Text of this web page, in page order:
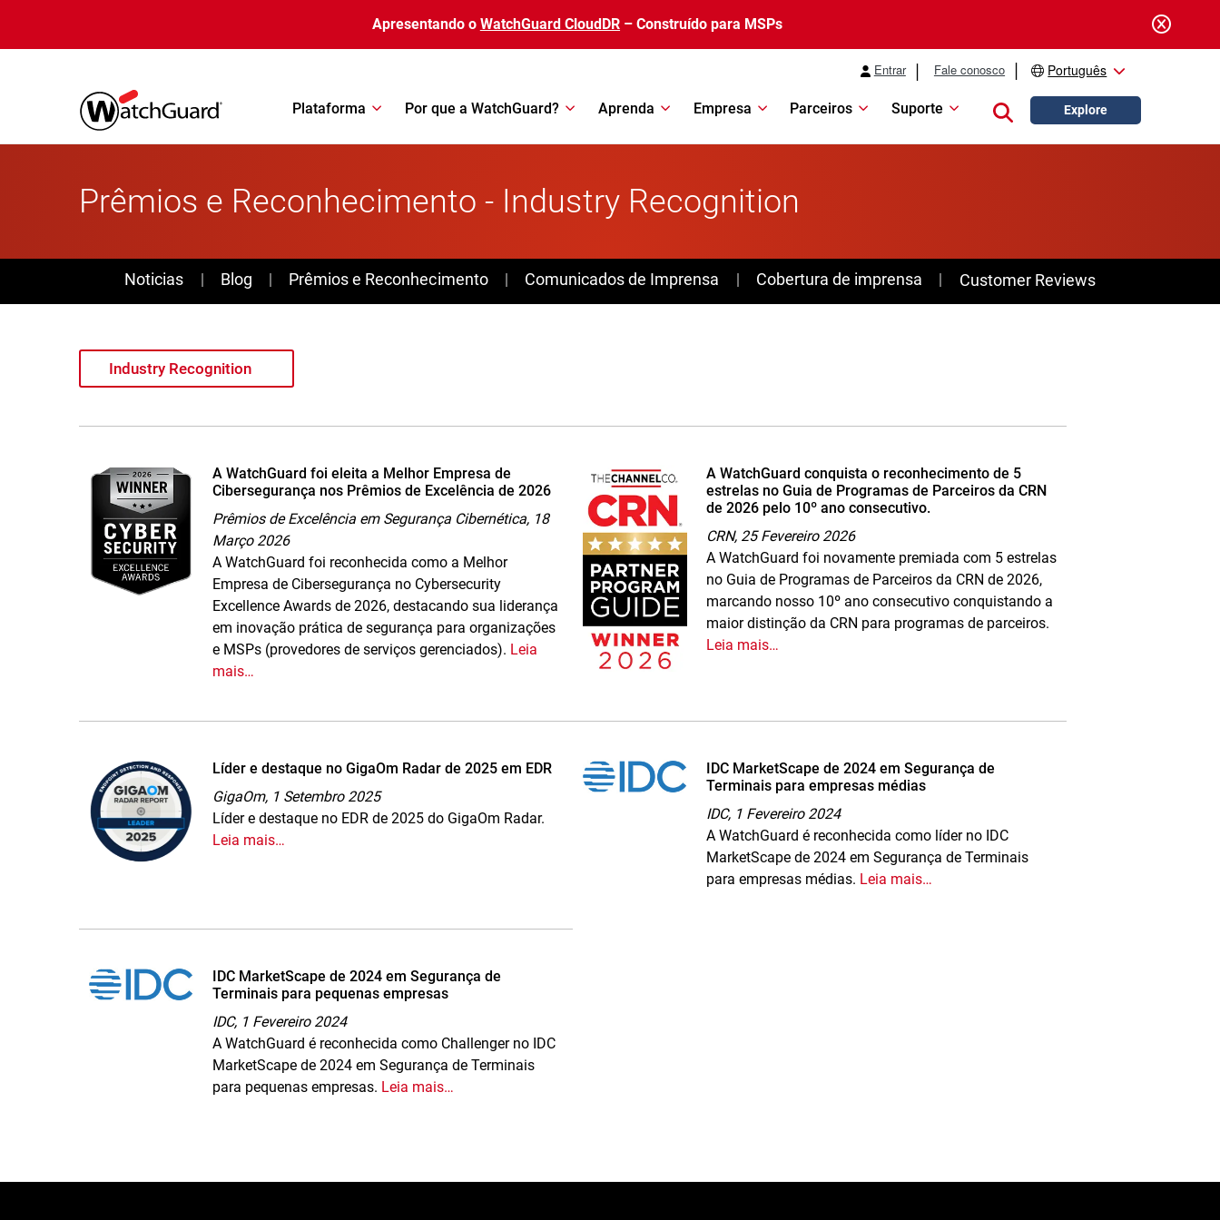
Apresentando o WatchGuard CloudDR – Construído para MSPs
Entrar Fale conosco Português
Plataforma Por que a WatchGuard? Aprenda Empresa Parceiros Suporte Close search
Explore
Prêmios e Reconhecimento - Industry Recognition
News
Noticias Blog Prêmios e Reconhecimento Comunicados de Imprensa Cobertura de imprensa Customer Reviews
A WatchGuard foi eleita a Melhor Empresa de
Cibersegurança nos Prêmios de Excelência de 2026
Prêmios de Excelência em Segurança Cibernética, 18
Março 2026
A WatchGuard foi reconhecida como a Melhor
Empresa de Cibersegurança no Cybersecurity
Excellence Awards de 2026, destacando sua liderança
em inovação prática de segurança para organizações
e MSPs (provedores de serviços gerenciados). Leia
mais…
A WatchGuard conquista o reconhecimento de 5
estrelas no Guia de Programas de Parceiros da CRN
de 2026 pelo 10º ano consecutivo.
CRN, 25 Fevereiro 2026
A WatchGuard foi novamente premiada com 5 estrelas
no Guia de Programas de Parceiros da CRN de 2026,
marcando nosso 10º ano consecutivo conquistando a
maior distinção da CRN para programas de parceiros.
Leia mais…
Líder e destaque no GigaOm Radar de 2025 em EDR
GigaOm, 1 Setembro 2025
Líder e destaque no EDR de 2025 do GigaOm Radar.
Leia mais…
IDC MarketScape de 2024 em Segurança de
Terminais para empresas médias
IDC, 1 Fevereiro 2024
A WatchGuard é reconhecida como líder no IDC
MarketScape de 2024 em Segurança de Terminais
para empresas médias. Leia mais…
IDC MarketScape de 2024 em Segurança de
Terminais para pequenas empresas
IDC, 1 Fevereiro 2024
A WatchGuard é reconhecida como Challenger no IDC
MarketScape de 2024 em Segurança de Terminais
para pequenas empresas. Leia mais…